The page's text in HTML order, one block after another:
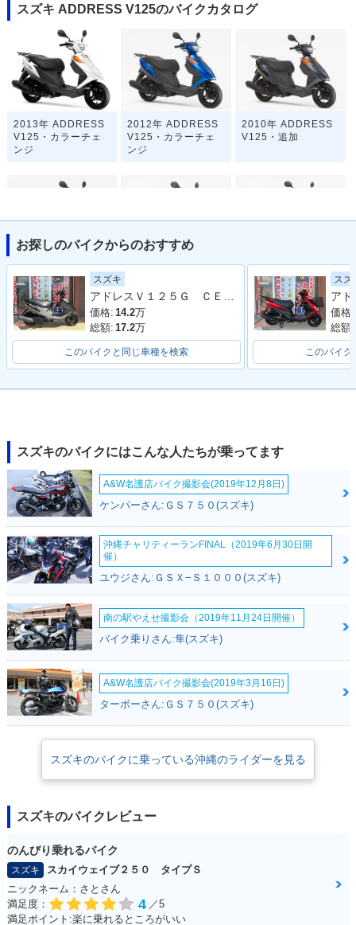
スズキ ADDRESS V125のバイクカタログ
2013年 ADDRESS
V125・カラーチェ
ンジ
2012年 ADDRESS
V125・カラーチェ
ンジ
2010年 ADDRESS
V125・追加
2010年 ADDRESS
V125・マイナーチ
ェンジ
ェンジ
2005年 ADDRESS
V125・新登場
お探しのバイクからのおすすめ
スズキ
価格: 14.2万
総額: 17.2万
このバイクと同じ車種を検索
スズ
価格:
総額:
このバイク
スズキのバイクにはこんな人たちが乗ってます
A&W名護店バイク撮影会(2019年12月8日)
ケンパーさん:ＧＳ７５０(スズキ)
沖縄チャリティーランFINAL（2019年6月30日開
催）
ユウジさん:ＧＳＸ−Ｓ１０００(スズキ)
南の駅やえせ撮影会（2019年11月24日開催）
バイク乗りさん:隼(スズキ)
A&W名護店バイク撮影会(2019年3月16日)
ターボーさん:ＧＳ７５０(スズキ)
スズキのバイクに乗っている沖縄のライダーを見る
スズキのバイクレビュー
のんびり乗れるバイク
スズキ
スカイウェイブ２５０ タイプＳ
ニックネーム：さとさん
満足度：
4 ／5
満足ポイント:楽に乗れるところがいい